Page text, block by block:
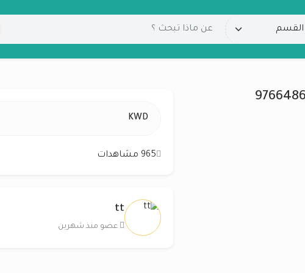
KWD
965 مشاهدات
tt
عضو منذ شهرين